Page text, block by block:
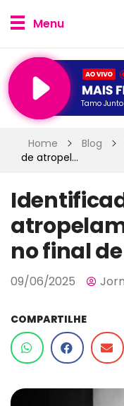
Tamo
Home Blog
de atropel...
no final
09/06/2025
COMPARTILHE